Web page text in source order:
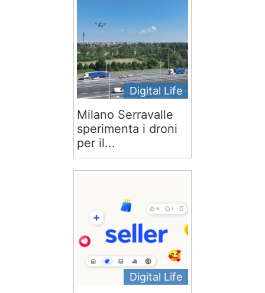
Digital Life
Milano Serravalle
sperimenta i droni
per il...
Digital Life